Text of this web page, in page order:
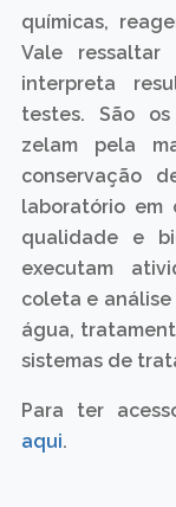
químicas,
Vale
interpreta
testes. São
zelam pela
conservação
laboratório em
qualidade e
executam
coleta e
água,
sistemas de
Para ter
aqui.